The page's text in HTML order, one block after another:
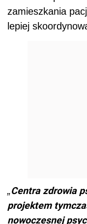
zamieszkania
lepiej
„Centra zdrowia
projektem
nowoczesnej